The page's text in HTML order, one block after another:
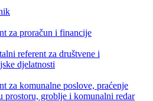
za proračun i financije
referent za društvene i
djelatnosti
za komunalne poslove, praćenje
prostoru, groblje i komunalni redar